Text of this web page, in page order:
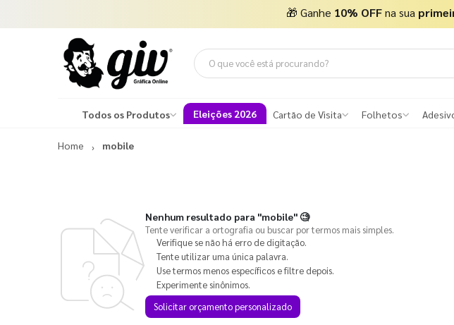
🎁 Ganhe 10% OFFna sua
Todos os Produtos Eleições 2026 Cartão de Visita Folhetos
Home mobile
Nenhum resultado para "mobile"🧐
Tente verificar a ortografia ou buscar por termos mais simples.
Verifique se não há erro de digitação.
Tente utilizar uma única palavra.
Use termos menos específicos e filtre depois.
Experimente sinônimos.
Solicitar orçamento personalizado